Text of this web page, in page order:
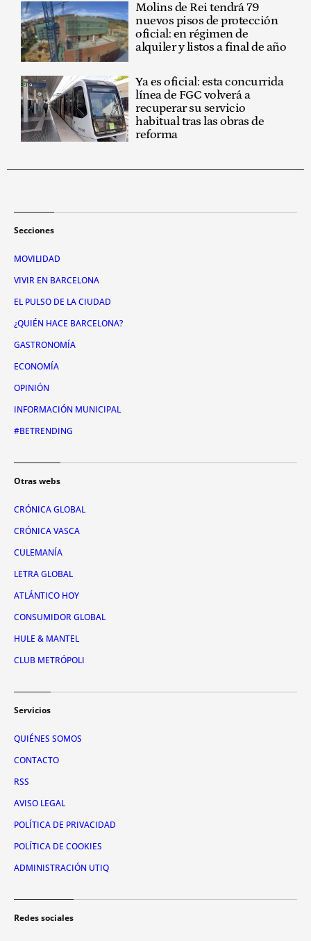
Molins de Rei tendrá 79
nuevos pisos de protección
oficial: en régimen de
alquiler y listos a final de año
Ya es oficial: esta concurrida
línea de FGC volverá a
recuperar su servicio
habitual tras las obras de
reforma
Secciones
MOVILIDAD
VIVIR EN BARCELONA
EL PULSO DE LA CIUDAD
¿QUIÉN HACE BARCELONA?
GASTRONOMÍA
ECONOMÍA
OPINIÓN
INFORMACIÓN MUNICIPAL
#BETRENDING
Otras webs
CRÓNICA GLOBAL
CRÓNICA VASCA
CULEMANÍA
LETRA GLOBAL
ATLÁNTICO HOY
CONSUMIDOR GLOBAL
HULE & MANTEL
CLUB METRÓPOLI
Servicios
QUIÉNES SOMOS
CONTACTO
RSS
AVISO LEGAL
POLÍTICA DE PRIVACIDAD
POLÍTICA DE COOKIES
ADMINISTRACIÓN UTIQ
Redes sociales